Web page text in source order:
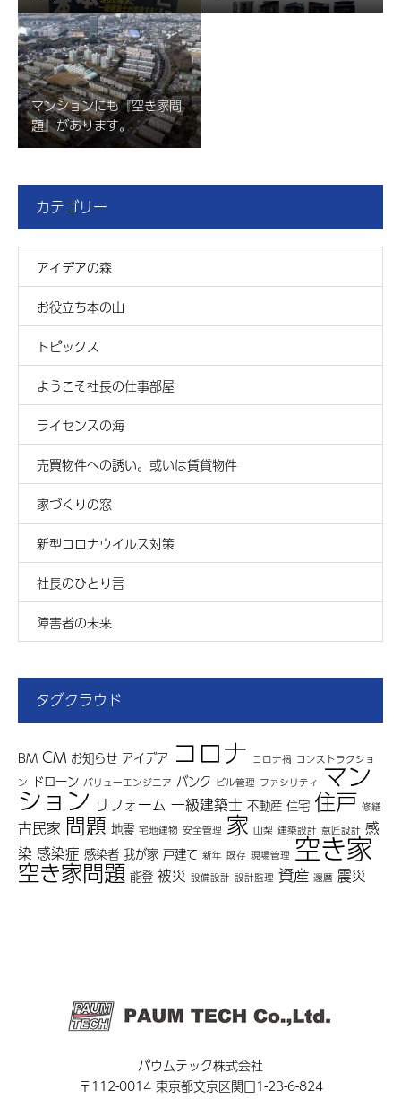
マンションにも『空き家問
題』があります。
カテゴリー
アイデアの森
お役立ち本の山
トピックス
ようこそ社長の仕事部屋
ライセンスの海
売買物件への誘い。或いは賃貸物件
家づくりの窓
新型コロナウイルス対策
社長のひとり言
障害者の未来
タグクラウド
BM CM お知らせ アイデア コロナ コロナ禍 コンストラクショ
ン ドローン バリューエンジニア バンク ビル管理 ファシリティ マン
ション リフォーム 一級建築士 不動産 住宅 住戸 修繕
古民家 問題 地震 宅地建物 安全管理 家 山梨 建築設計 意匠設計 感
染 感染症 感染者 我が家 戸建て 新年 既存 現場管理 空き家
空き家問題 能登 被災 設備設計 設計監理 資産 還暦 震災
パウムテック株式会社
〒112-0014 東京都文京区関口1-23-6-824